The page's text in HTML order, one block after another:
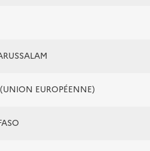
EUROPÉENNE)